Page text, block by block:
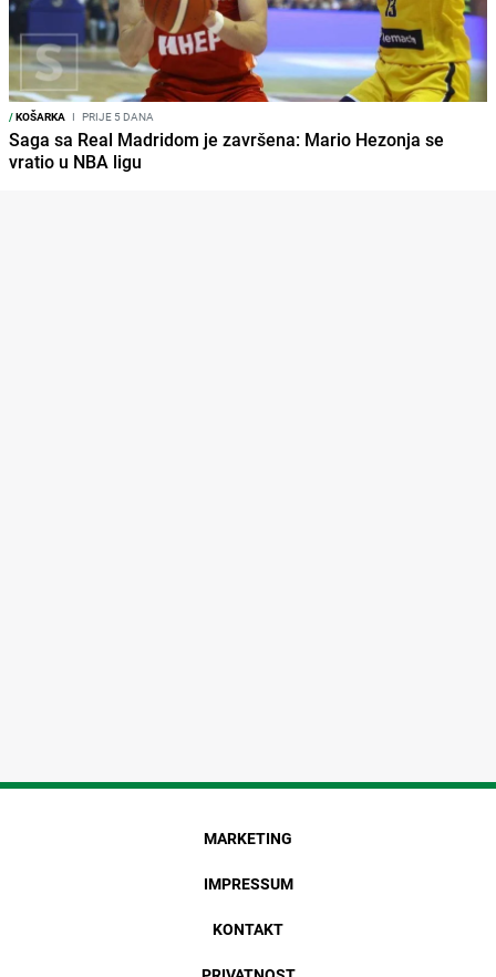
/KOŠARKA I PRIJE 5 DANA
Saga sa Real Madridom je završena: Mario Hezonja se
vratio u NBA ligu
MARKETING
IMPRESSUM
KONTAKT